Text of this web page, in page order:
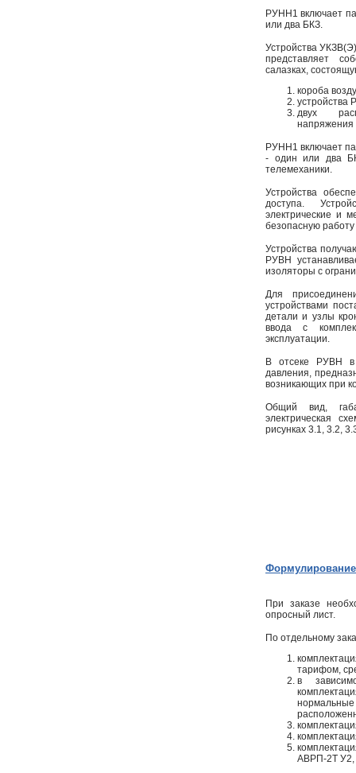
РУНН1 включает
или два БКЗ.
Устройства
представляет
салазках,
короба
устройства
двух
РУНН1 включает
- один или два
телемеханики.
Устройства
доступа.
электрические и
безопасную
Устройства
РУВН
изоляторы с
Для
устройствами
детали и узлы
ввода с
эксплуатации.
В отсеке РУВН в
давления,
возникающих при
Общий вид,
электрическая
рисунках 3.1, 3.2,
Формулирование
При заказе
опросный лист.
По отдельному
тарифом,
в
АВРП-2Т У2,